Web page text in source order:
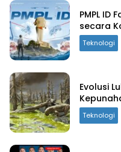
PMPL ID
secara
Teknologi
Evolusi
Teknologi